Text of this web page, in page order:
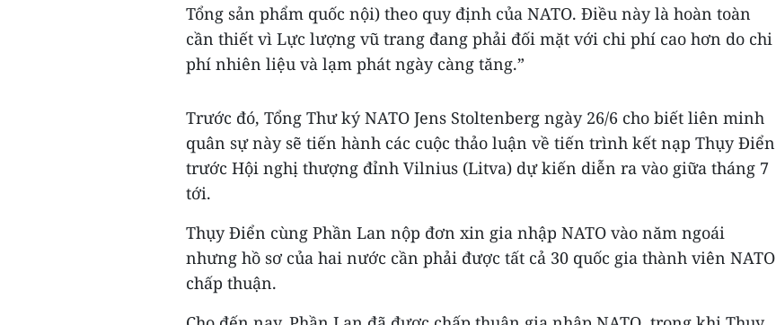
Tổng sản phẩm quốc nội) theo quy định của NATO. Điều này là hoàn toàn
cần thiết vì Lực lượng vũ trang đang phải đối mặt với chi phí cao hơn do chi
phí nhiên liệu và lạm phát ngày càng tăng.”
Trước đó, Tổng Thư ký NATO Jens Stoltenberg ngày 26/6 cho biết liên minh
quân sự này sẽ tiến hành các cuộc thảo luận về tiến trình kết nạp Thụy Điển
trước Hội nghị thượng đỉnh Vilnius (Litva) dự kiến diễn ra vào giữa tháng 7
tới.
Thụy Điển cùng Phần Lan nộp đơn xin gia nhập NATO vào năm ngoái
nhưng hồ sơ của hai nước cần phải được tất cả 30 quốc gia thành viên NATO
chấp thuận.